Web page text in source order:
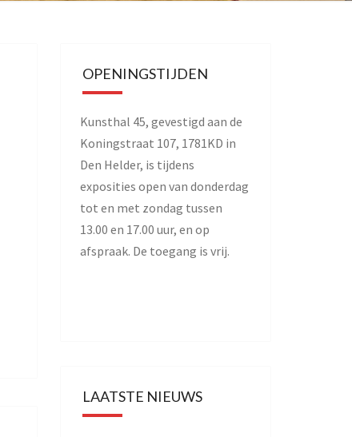
OPENINGSTIJDEN
Kunsthal 45, gevestigd aan de
Koningstraat 107, 1781KD in
Den Helder, is tijdens
exposities open van donderdag
tot en met zondag tussen
13.00 en 17.00 uur, en op
afspraak. De toegang is vrij.
LAATSTE NIEUWS